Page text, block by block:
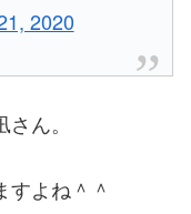
2020
ん。
すよね＾＾